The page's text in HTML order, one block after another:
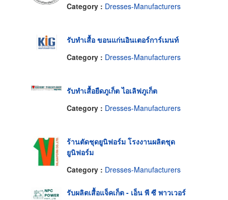
Category : Dresses-Manufacturers
รับทำเสื้อ ขอนแก่นอินเตอร์การ์เมนท์
Category : Dresses-Manufacturers
รับทำเสื้อยืดภูเก็ต ไอเลิฟภูเก็ต
Category : Dresses-Manufacturers
ร้านตัดชุดยูนิฟอร์ม โรงงานผลิตชุด
ยูนิฟอร์ม
Category : Dresses-Manufacturers
รับผลิตเสื้อแจ็คเก็ต - เอ็น พี ซี พาวเวอร์